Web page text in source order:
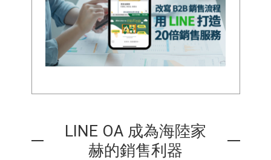
LINE OA 成為海陸家
赫的銷售利器